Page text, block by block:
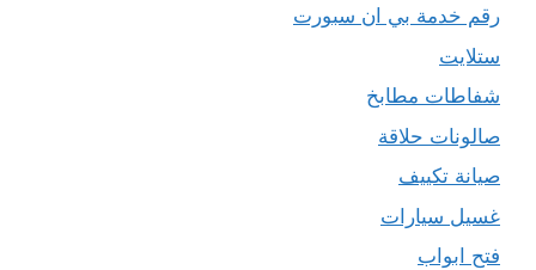
رقم خدمة بي ان سبورت
ستلايت
شفاطات مطابخ
صالونات حلاقة
صيانة تكييف
غسيل سيارات
فتح ابواب